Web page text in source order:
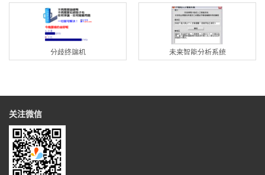
分歧终端机 未来智能分析系统
关注微信